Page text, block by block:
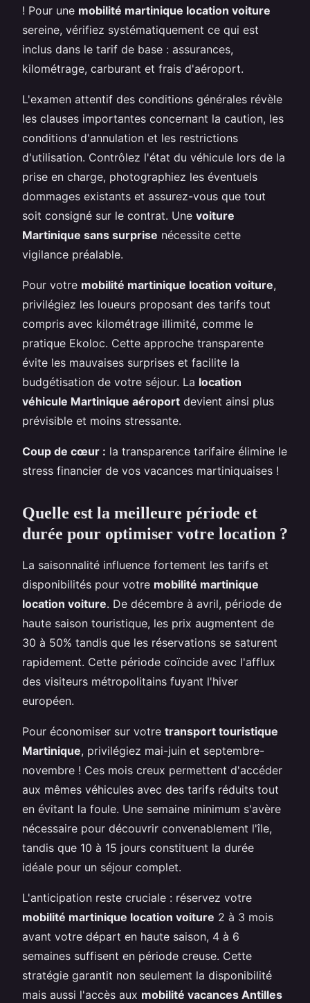
! Pour une mobilité martinique location voiture
sereine, vérifiez systématiquement ce qui est
inclus dans le tarif de base : assurances,
kilométrage, carburant et frais d'aéroport.
L'examen attentif des conditions générales révèle
les clauses importantes concernant la caution, les
conditions d'annulation et les restrictions
d'utilisation. Contrôlez l'état du véhicule lors de la
prise en charge, photographiez les éventuels
dommages existants et assurez-vous que tout
soit consigné sur le contrat. Une voiture
Martinique sans surprise nécessite cette
vigilance préalable.
Pour votre mobilité martinique location voiture,
privilégiez les loueurs proposant des tarifs tout
compris avec kilométrage illimité, comme le
pratique Ekoloc. Cette approche transparente
évite les mauvaises surprises et facilite la
budgétisation de votre séjour. La location
véhicule Martinique aéroport devient ainsi plus
prévisible et moins stressante.
Coup de cœur : la transparence tarifaire élimine le
stress financier de vos vacances martiniquaises !
Quelle est la meilleure période et
durée pour optimiser votre location ?
La saisonnalité influence fortement les tarifs et
disponibilités pour votre mobilité martinique
location voiture. De décembre à avril, période de
haute saison touristique, les prix augmentent de
30 à 50% tandis que les réservations se saturent
rapidement. Cette période coïncide avec l'afflux
des visiteurs métropolitains fuyant l'hiver
européen.
Pour économiser sur votre transport touristique
Martinique, privilégiez mai-juin et septembre-
novembre ! Ces mois creux permettent d'accéder
aux mêmes véhicules avec des tarifs réduits tout
en évitant la foule. Une semaine minimum s'avère
nécessaire pour découvrir convenablement l'île,
tandis que 10 à 15 jours constituent la durée
idéale pour un séjour complet.
L'anticipation reste cruciale : réservez votre
mobilité martinique location voiture 2 à 3 mois
avant votre départ en haute saison, 4 à 6
semaines suffisent en période creuse. Cette
stratégie garantit non seulement la disponibilité
mais aussi l'accès aux mobilité vacances Antilles